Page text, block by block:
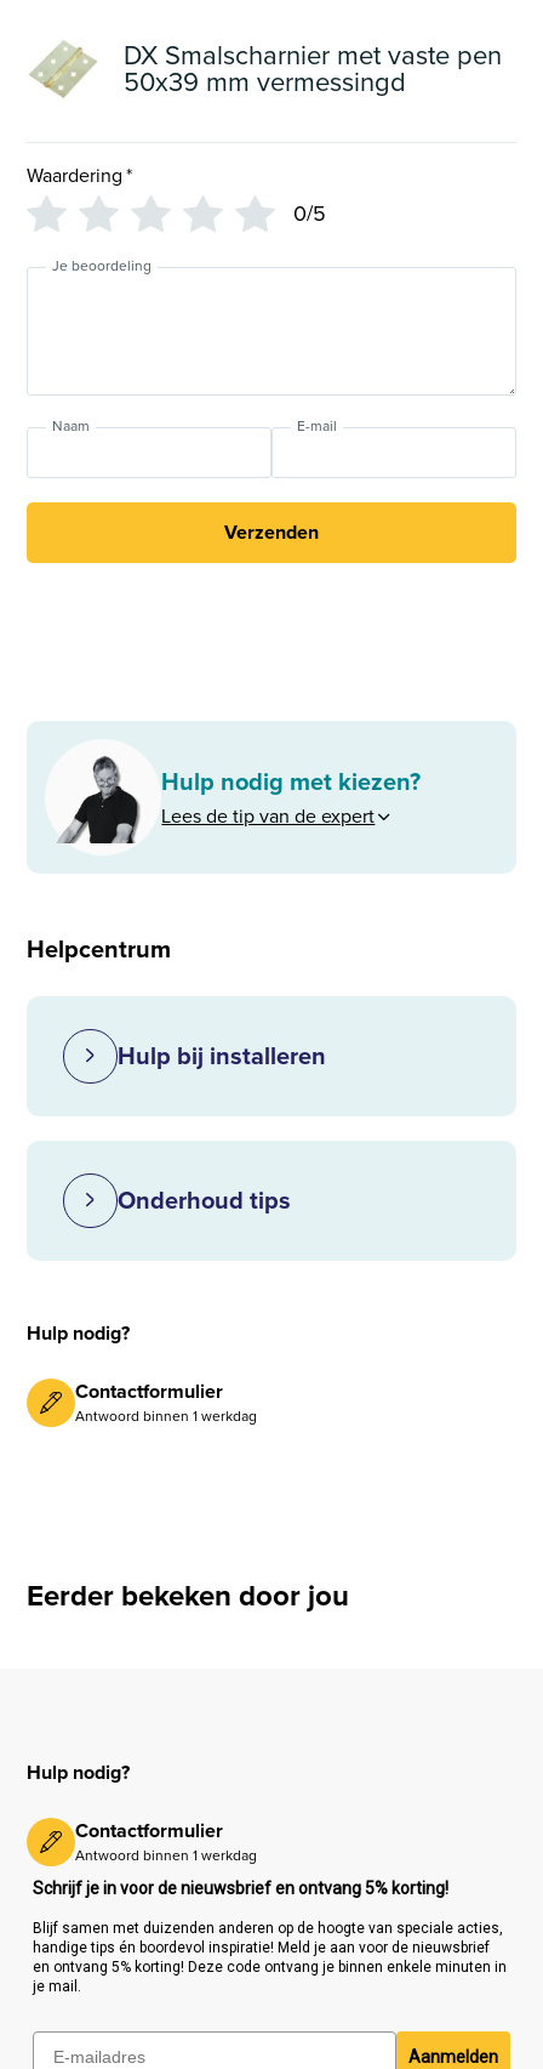
DX Smalscharnier met vaste pen
50x39 mm vermessingd
Waardering*
0/5
Je beoordeling
Naam E-mail
Verzenden
Hulp nodig met kiezen?
Lees de tip van de expert
Helpcentrum
Hulp bij installeren
Onderhoud tips
Hulp nodig?
Contactformulier
Antwoord binnen 1 werkdag
Eerder bekeken door jou
Hulp nodig?
Contactformulier
Antwoord binnen 1 werkdag
Schrijf je in voor de nieuwsbrief en ontvang 5% korting!
Blijf samen met duizenden anderen op de hoogte van speciale acties,
handige tips én boordevol inspiratie! Meld je aan voor de nieuwsbrief
en ontvang 5% korting! Deze code ontvang je binnen enkele minuten in
je mail.
Aanmelden